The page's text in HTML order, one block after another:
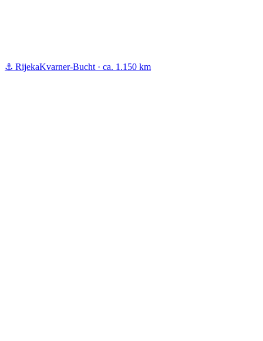
⚓ RijekaKvarner-Bucht · ca. 1.150 km